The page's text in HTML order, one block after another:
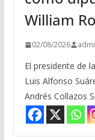
William
02/08/2026
El presidente de
Luis Alfonso
Andrés Collazos